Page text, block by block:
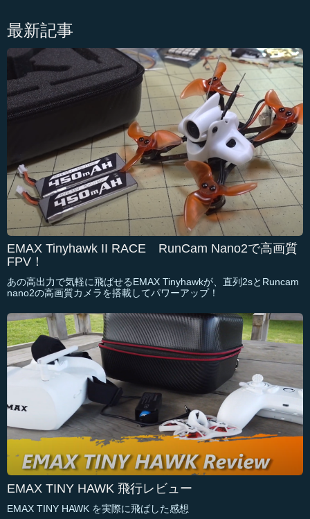
最新記事
EMAX Tinyhawk II RACE RunCam Nano2で高画質
FPV！
あの高出力で気軽に飛ばせるEMAX Tinyhawkが、直列2sとRuncam
nano2の高画質カメラを搭載してパワーアップ！
EMAX TINY HAWK 飛行レビュー
EMAX TINY HAWK を実際に飛ばした感想